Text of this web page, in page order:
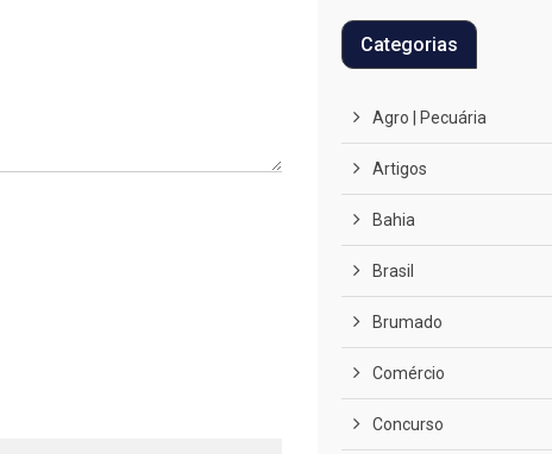
Categorias
Agro | Pecuária
Artigos
Bahia
Brasil
Brumado
Comércio
Concurso